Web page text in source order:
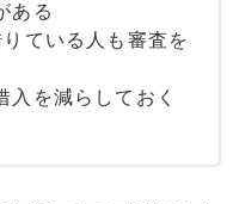
ある
ている人も審査を
入を減らしておく